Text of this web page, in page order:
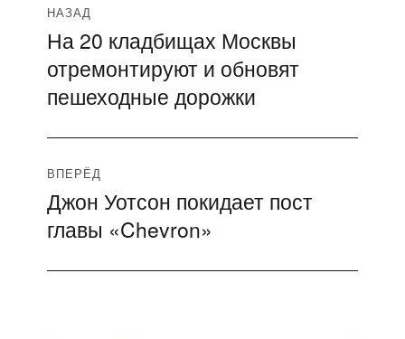
Навигация
по
записям
НАЗАД
Предыдущая
запись:
На 20 кладбищах Москвы
отремонтируют и обновят
пешеходные дорожки
ВПЕРЁД
Следующая
запись:
Джон Уотсон покидает пост
главы «Chevron»